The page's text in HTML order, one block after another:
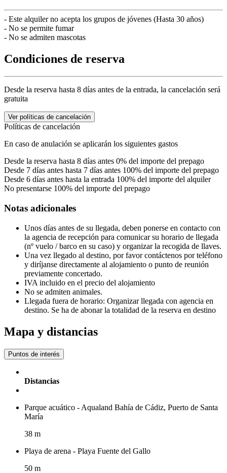
- Este alquiler no acepta los grupos de jóvenes (Hasta 30 años)
- No se permite fumar
- No se admiten mascotas
Condiciones de reserva
Desde la reserva hasta 8 días antes de la entrada, la cancelación será
gratuita
Ver políticas de cancelación
Políticas de cancelación
En caso de anulación se aplicarán los siguientes gastos
Desde la reserva hasta 8 días antes 0% del importe del prepago
Desde 7 días antes hasta 7 días antes 100% del importe del prepago
Desde 6 días antes hasta la entrada 100% del importe del alquiler
No presentarse 100% del importe del prepago
Notas adicionales
Unos días antes de su llegada, deben ponerse en contacto con
la agencia de recepción para comunicar su horario de llegada
(nº vuelo / barco en su caso) y organizar la recogida de llaves.
Una vez llegado al destino, por favor contáctenos por teléfono
y diríjanse directamente al alojamiento o punto de reunión
previamente concertado.
IVA incluido en el precio del alojamiento
No se admiten animales.
Llegada fuera de horario: Organizar llegada con agencia en
destino. Se ha de abonar la totalidad de la reserva en destino
Mapa y distancias
Puntos de interés
Distancias
Parque acuático - Aqualand Bahía de Cádiz, Puerto de Santa
María
38 m
Playa de arena - Playa Fuente del Gallo
50 m